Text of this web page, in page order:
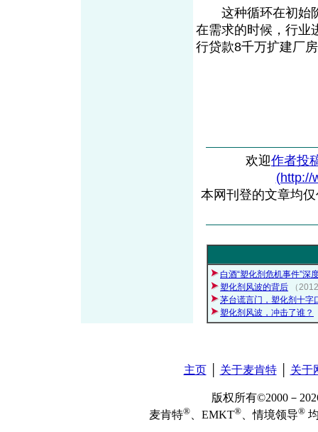
这种循环在初始阶
在需求的时候，行业
行贷款8千万扩建厂
欢迎作者投
(http://
本网刊登的文章均
白酒“塑化剂危机事件”深
塑化剂风波的背后
（
茅台谎言门，塑化剂十字
塑化剂风波，冲击了谁？
主页│ 关于麦肯特│ 关于
版权所有©2000－
麦肯特® 、EMKT® 、情境领导®